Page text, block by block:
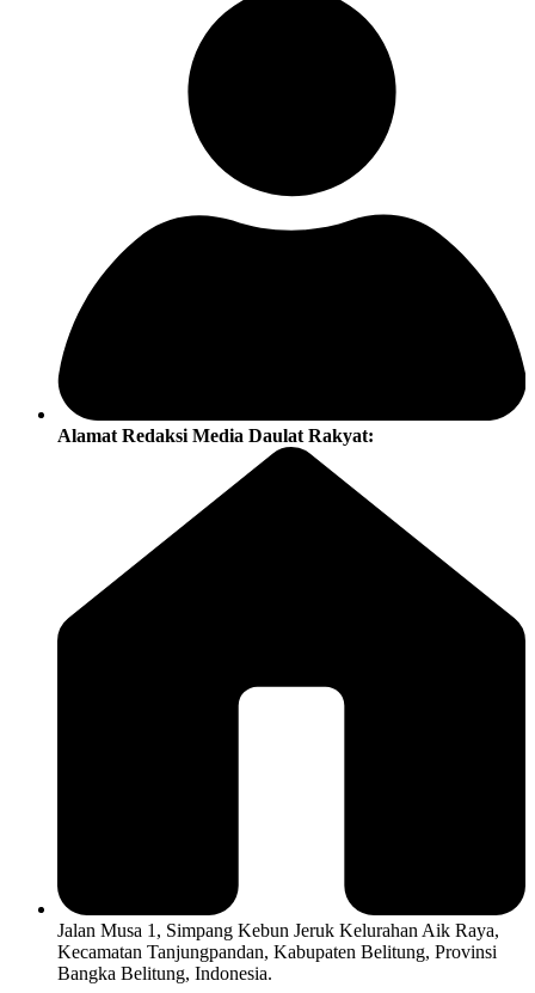
Alamat Redaksi Media Daulat Rakyat:
Jalan Musa 1, Simpang Kebun Jeruk Kelurahan Aik Raya,
Kecamatan Tanjungpandan, Kabupaten Belitung, Provinsi
Bangka Belitung, Indonesia.